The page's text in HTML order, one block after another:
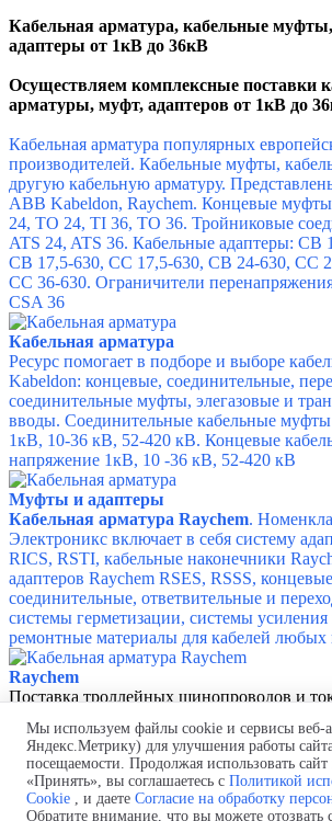
Кабельная арматура, кабельные
адаптеры от 1кВ до 36кВ
Осуществляем комплексные поставки к
арматуры, муфт, адаптеров от 1кВ до
Кабельная арматура популярных
производителей. Кабельные муфты,
другую кабельную арматуру.
ABB Kabeldon, Raychem. Концевые
24, TO 24, TI 36, TO 36. Тройниковые
ATS 24, ATS 36. Кабельные адаптеры: CB
CB 17,5-630, CC 17,5-630, CB 24-630, CC
CC 36-630. Ограничители
CSA 36
Кабельная арматура
Ресурс помогает в подборе и выборе
Kabeldon: концевые, соединительные,
соединительные муфты, элегазовые и
вводы. Соединительные кабельные
1кВ, 10-36 кВ, 52-420 кВ. Концевые
напряжение 1кВ, 10 -36 кВ, 52-420 кВ
Муфты и адаптеры
Кабельная арматура Raychem.
Электроникс включает в себя cистему
RICS, RSTI, кабельные наконечники
адаптеров Raychem RSES, RSSS,
соединительные, ответвительные и
системы герметизации, системы
ремонтные материалы для кабелей любых
Raychem
Поставка троллейных шинопроводов и
птом и в розницу, звоните!
Телефон: +7 (499) 113-53-06, +7 (967) 097-
для звонков из Казахстана: +7 (717) 269-
Почта: mail@trolleynyi-shinoprovod.ru,
Мы используем файлы cookie и сервисы веб-
Яндекс.Метрику) для улучшения работы
посещаемости. Продолжая использовать
«Принять», вы соглашаетесь с Политикой
Cookie , и даете Согласие на обработку
Обратите внимание, что вы можете отозвать